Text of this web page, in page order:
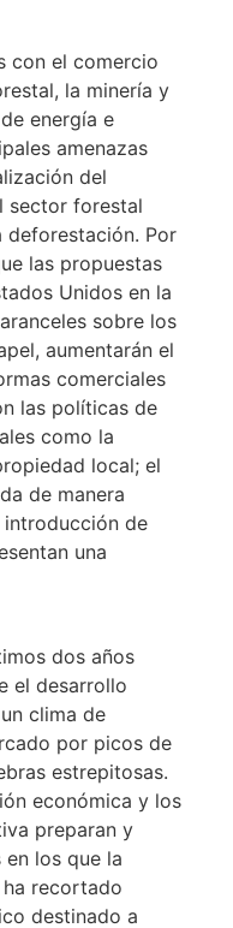
con el comercio
la minería y
energía e
amenazas
del
sector forestal
deforestación. Por
las propuestas
Unidos en la
sobre los
aumentarán el
comerciales
las políticas de
como la
local; el
de manera
de
una
dos años
el desarrollo
clima de
por picos de
estrepitosas.
económica y los
preparan y
los que la
recortado
destinado a